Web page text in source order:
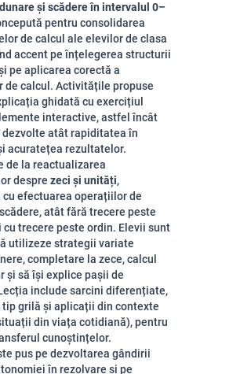
și scădere în intervalul 0–
pentru consolidarea
de calcul ale elevilor de clasa
accent pe înțelegerea structurii
pe aplicarea corectă a
de calcul. Activitățile propuse
ghidată cu exercițiul
interactive, astfel încât
atât rapiditatea în
acuratețea rezultatelor.
de la reactualizarea
despre zeci și unități,
efectuarea operațiilor de
atât fără trecere peste
cu trecere peste ordin. Elevii sunt
utilizeze strategii variate
completare la zece, calcul
și să își explice pașii de
include sarcini diferențiate,
grilă și aplicații din contexte
din viața cotidiană), pentru
cunoștințelor.
pus pe dezvoltarea gândirii
în rezolvare și pe